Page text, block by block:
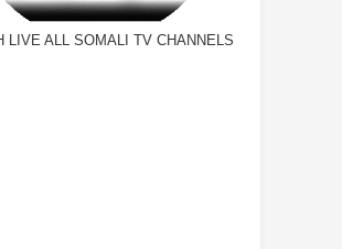
LIVE ALL SOMALI TV CHANNELS